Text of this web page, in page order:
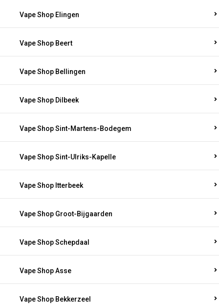
Vape Shop Elingen
Vape Shop Beert
Vape Shop Bellingen
Vape Shop Dilbeek
Vape Shop Sint-Martens-Bodegem
Vape Shop Sint-Ulriks-Kapelle
Vape Shop Itterbeek
Vape Shop Groot-Bijgaarden
Vape Shop Schepdaal
Vape Shop Asse
Vape Shop Bekkerzeel